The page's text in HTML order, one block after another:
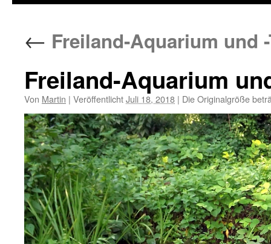
← Freiland-Aquarium und
Freiland-Aquarium
Von Martin | VeröffentlichtJuli 18, 2018 | Die Originalgröße